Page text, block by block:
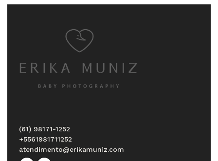
(61) 98171-1252
+5561981711252
atendimento@erikamuniz.com